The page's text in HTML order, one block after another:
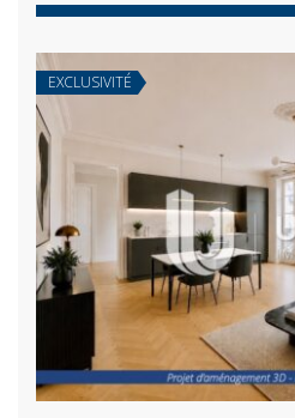
EXCLUSIVITÉ